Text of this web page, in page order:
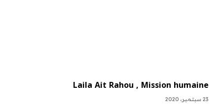
Laila Ait Rahou , Mission humaine
23 سبتمبر، 2020